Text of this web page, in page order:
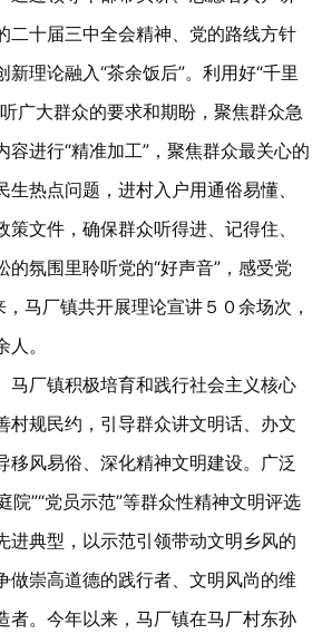
二十届三中全会精神、党的路线方针
理论融入“茶余饭后”。利用好“千里
广大群众的要求和期盼，聚焦群众急
容进行“精准加工”，聚焦群众最关心的
热点问题，进村入户用通俗易懂、
文件，确保群众听得进、记得住、
的氛围里聆听党的“好声音”，感受党
，马厂镇共开展理论宣讲５０余场次，
。
马厂镇积极培育和践行社会主义核心
村规民约，引导群众讲文明话、办文
移风易俗、深化精神文明建设。广泛
院”“党员示范”等群众性精神文明评选
进典型，以示范引领带动文明乡风的
做崇高道德的践行者、文明风尚的维
者。今年以来，马厂镇在马厂村东孙